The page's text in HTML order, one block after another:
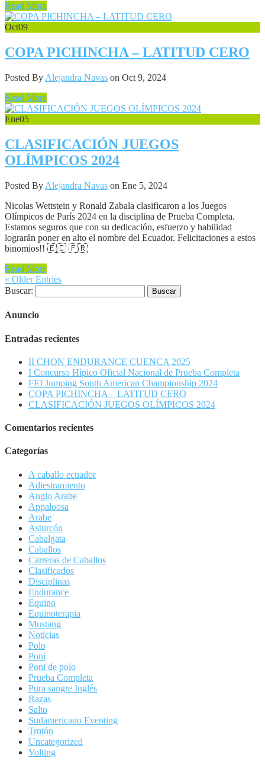
Read More
Oct09
COPA PICHINCHA – LATITUD CERO
Posted By Alejandra Navas on Oct 9, 2024
Read More
Ene05
CLASIFICACIÓN JUEGOS
OLÍMPICOS 2024
Posted By Alejandra Navas on Ene 5, 2024
Nicolas Wettstein y Ronald Zabala clasificaron a los Juegos
Olímpicos de París 2024 en la disciplina de Prueba Completa.
Estamos seguros que con su dedicación, esfuerzo y habilidad
lograrán poner en alto el nombre del Ecuador. Felicitaciones a estos
binomios!! 🇪🇨 🇫🇷
Read More
« Older Entries
Buscar:
Anuncio
Entradas recientes
II CHON ENDURANCE CUENCA 2025
I Concurso Hípico Oficial Nacional de Prueba Completa
FEI Jumping South American Championship 2024
COPA PICHINCHA – LATITUD CERO
CLASIFICACIÓN JUEGOS OLÍMPICOS 2024
Comentarios recientes
Categorías
A caballo ecuador
Adiestramiento
Anglo Arabe
Appaloosa
Arabe
Asturcón
Cabalgata
Caballos
Carreras de Caballos
Clasificados
Disciplinas
Endurance
Equino
Equinoterapia
Mustang
Noticias
Polo
Poni
Poni de polo
Prueba Completa
Pura sangre Inglés
Razas
Salto
Sudamericano Eventing
Trotón
Uncategorized
Volting